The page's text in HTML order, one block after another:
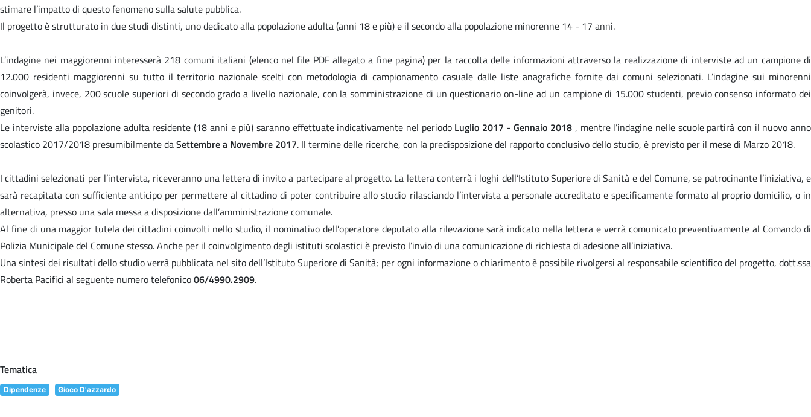
stimare l’impatto di questo fenomeno sulla salute pubblica.
Il progetto è strutturato in due studi distinti, uno dedicato alla popolazione adulta (anni 18 e più) e il secondo alla popolazione minorenne 14 - 17 anni.
L’indagine nei maggiorenni interesserà 218 comuni italiani (elenco nel file PDF allegato a fine pagina) per la raccolta delle informazioni attraverso la realizzazione di interviste ad un campione di
12.000 residenti maggiorenni su tutto il territorio nazionale scelti con metodologia di campionamento casuale dalle liste anagrafiche fornite dai comuni selezionati. L’indagine sui minorenni
coinvolgerà, invece, 200 scuole superiori di secondo grado a livello nazionale, con la somministrazione di un questionario on-line ad un campione di 15.000 studenti, previo consenso informato dei
genitori.
Le interviste alla popolazione adulta residente (18 anni e più) saranno effettuate indicativamente nel periodo Luglio 2017 - Gennaio 2018 , mentre l’indagine nelle scuole partirà con il nuovo anno
scolastico 2017/2018 presumibilmente daSettembre a Novembre 2017. Il termine delle ricerche, con la predisposizione del rapporto conclusivo dello studio, è previsto per il mese di Marzo 2018.
I cittadini selezionati per l’intervista, riceveranno una lettera di invito a partecipare al progetto. La lettera conterrà i loghi dell’Istituto Superiore di Sanità e del Comune, se patrocinante l’iniziativa, e
sarà recapitata con sufficiente anticipo per permettere al cittadino di poter contribuire allo studio rilasciando l’intervista a personale accreditato e specificamente formato al proprio domicilio, o in
alternativa, presso una sala messa a disposizione dall’amministrazione comunale.
Al fine di una maggior tutela dei cittadini coinvolti nello studio, il nominativo dell’operatore deputato alla rilevazione sarà indicato nella lettera e verrà comunicato preventivamente al Comando di
Polizia Municipale del Comune stesso. Anche per il coinvolgimento degli istituti scolastici è previsto l’invio di una comunicazione di richiesta di adesione all’iniziativa.
Una sintesi dei risultati dello studio verrà pubblicata nel sito dell’Istituto Superiore di Sanità; per ogni informazione o chiarimento è possibile rivolgersi al responsabile scientifico del progetto, dott.ssa
Roberta Pacifici al seguente numero telefonico06/4990.2909.
Tematica
Dipendenze Gioco D'azzardo